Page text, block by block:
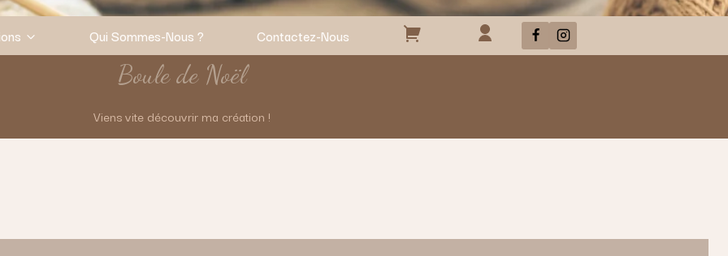
Qui Sommes-Nous ? Contactez-Nous
Boule de Noël
Viens vite découvrir ma création !